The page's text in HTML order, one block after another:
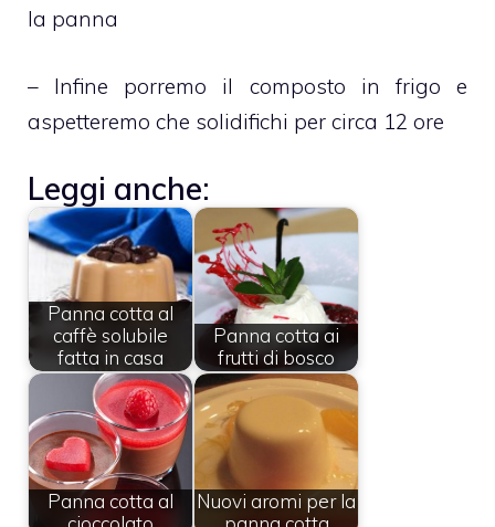
la panna
– Infine porremo il composto in frigo e
aspetteremo che solidifichi per circa 12 ore
Leggi anche:
Panna cotta al
caffè solubile
fatta in casa
Panna cotta ai
frutti di bosco
Panna cotta al
Nuovi aromi per la